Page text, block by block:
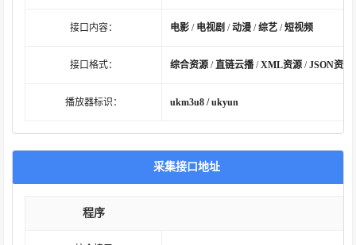
接口内容： 电影 / 电视剧 /动漫 /综艺 /短视频
接口格式： 综合资源 /直链云播/XML资源 /JSON资源
播放器标识： ukm3u8 / ukyun
采集接口地址
程序